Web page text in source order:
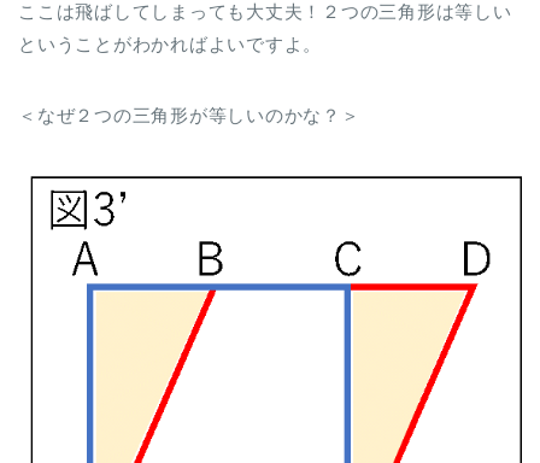
ここは飛ばしてしまっても大丈夫！２つの三角形は等しい
ということがわかればよいですよ。
＜なぜ２つの三角形が等しいのかな？＞